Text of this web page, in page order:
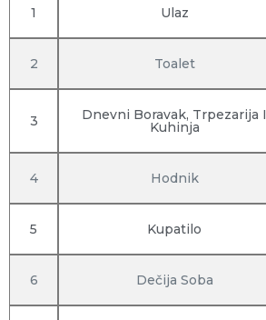
1 Ulaz
2 Toalet
3 Dnevni Boravak, Trpezarija I
Kuhinja
4 Hodnik
5 Kupatilo
6 Dečija Soba